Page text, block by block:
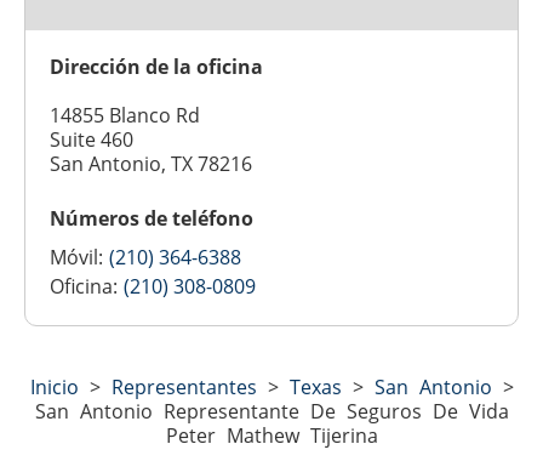
Dirección de la oficina
14855 Blanco Rd
Suite 460
San Antonio, TX 78216
Números de teléfono
Móvil: (210) 364-6388
Oficina: (210) 308-0809
Inicio > Representantes > Texas > San Antonio >
San Antonio Representante De Seguros De Vida
Peter Mathew Tijerina